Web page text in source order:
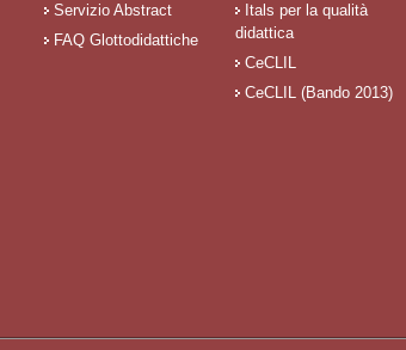
Servizio Abstract
FAQ Glottodidattiche
Itals per la qualità
didattica
CeCLIL
CeCLIL (Bando 2013)